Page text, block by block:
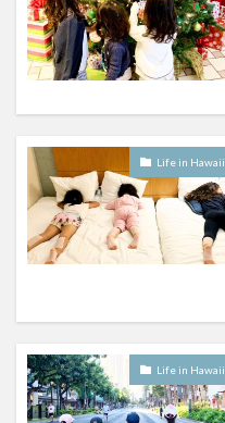
Life in Hawaii
Life in Hawaii